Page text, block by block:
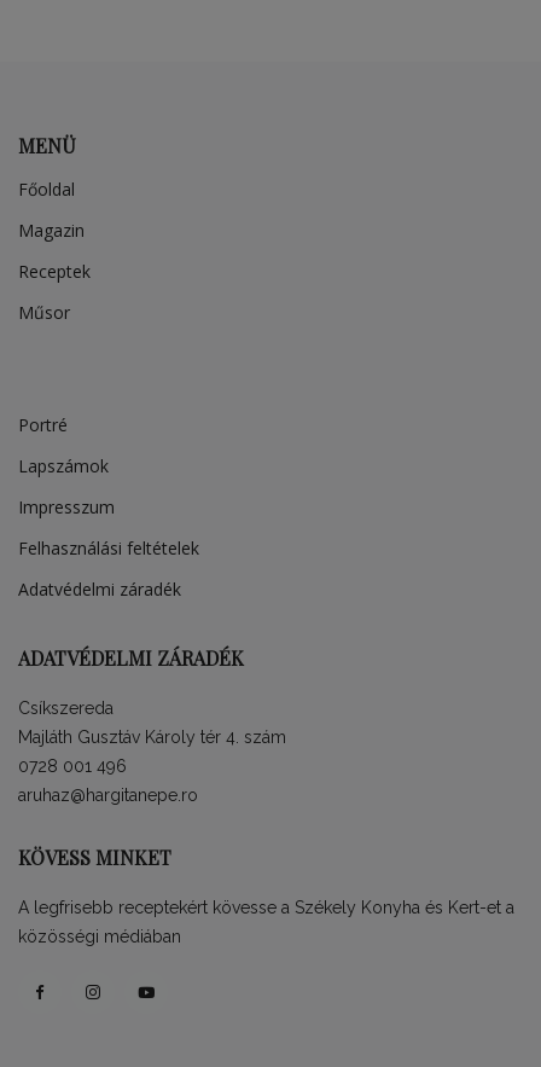
MENÜ
Főoldal
Magazin
Receptek
Műsor
Portré
Lapszámok
Impresszum
Felhasználási feltételek
Adatvédelmi záradék
ADATVÉDELMI ZÁRADÉK
Csíkszereda
Majláth Gusztáv Károly tér 4. szám
0728 001 496
aruhaz@hargitanepe.ro
KÖVESS MINKET
A legfrisebb receptekért kövesse a Székely Konyha és Kert-et a
közösségi médiában